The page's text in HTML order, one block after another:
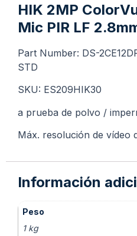
HIK 2MP
Mic PIR LF
Part Number: DS-
STD
SKU: ES209HIK30
a prueba de polvo /
Máx. resolución de vídeo
Información
Peso
1 kg